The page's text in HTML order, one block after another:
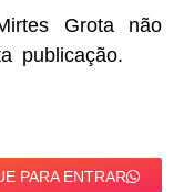
Grota não
publicação.
PARA ENTRAR